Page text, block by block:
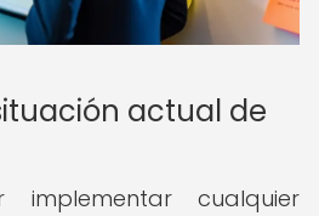
actual de
cualquier